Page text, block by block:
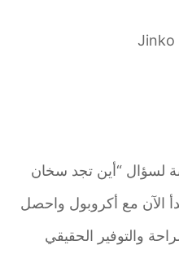
“أين تجد سخان
الآن مع أكروبول واحصل
والتوفير الحقيقي